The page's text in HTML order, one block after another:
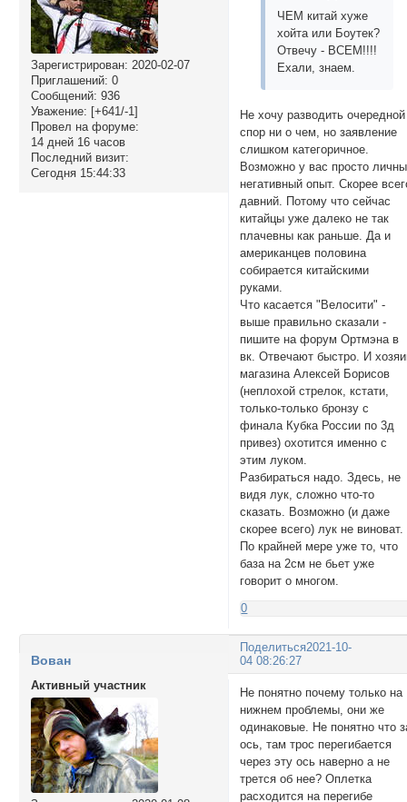
Зарегистрирован: 2020-02-07
Приглашений: 0
Сообщений: 936
Уважение: [+641/-1]
Провел на форуме:
14 дней 16 часов
Последний визит:
Сегодня 15:44:33
ЧЕМ китай хуже
хойта или Боутек?
Отвечу - ВСЕМ!!!!
Ехали, знаем.
Не хочу разводить очередной
спор ни о чем, но заявление
слишком категоричное.
Возможно у вас просто
негативный опыт. Скорее
давний. Потому что сейчас
китайцы уже далеко не так
плачевны как раньше. Да и
американцев половина
собирается китайскими
руками.
Что касается "Велосити" -
выше правильно сказали -
пишите на форум Ортмэна в
вк. Отвечают быстро. И
магазина Алексей Борисов
(неплохой стрелок, кстати,
только-только бронзу с
финала Кубка России по 3д
привез) охотится именно с
этим луком.
Разбираться надо. Здесь, не
видя лук, сложно что-то
сказать. Возможно (и даже
скорее всего) лук не виноват.
По крайней мере уже то, что
база на 2см не бьет уже
говорит о многом.
0
Поделиться2021-10-
04 08:26:27
Вован
Активный участник
Не понятно почему только на
нижнем проблемы, они же
одинаковые. Не понятно что
ось, там трос перегибается
через эту ось наверно а не
трется об нее? Оплетка
расходится на перегибе